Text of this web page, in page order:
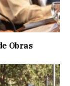
Obras